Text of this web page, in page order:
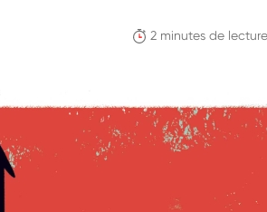
2 minutes de lecture